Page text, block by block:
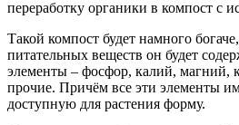
переработку органики в компост с
Такой компост будет намного
питательных веществ он будет
элементы – фосфор, калий, магний,
прочие. Причём все эти элементы
доступную для растения форму.